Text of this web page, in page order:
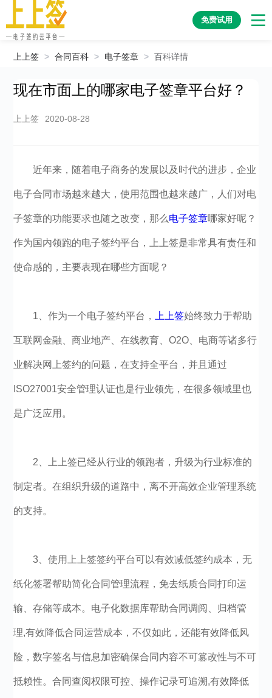
免费试用
上上签 > 合同百科 > 电子签章 > 百科详情
现在市面上的哪家电子签章平台好？
上上签 2020-08-28
近年来，随着电子商务的发展以及时代的进步，企业
电子合同市场越来越大，使用范围也越来越广，人们对电
子签章的功能要求也随之改变，那么电子签章哪家好呢？
作为国内领跑的电子签约平台，上上签是非常具有责任和
使命感的，主要表现在哪些方面呢？
1、作为一个电子签约平台， 上上签始终致力于帮助
互联网金融、商业地产、在线教育、O2O、电商等诸多行
业解决网上签约的问题，在支持全平台，并且通过
ISO27001安全管理认证也是行业领先，在很多领域里也
是广泛应用。
2、上上签已经从行业的领跑者，升级为行业标准的
制定者。在组织升级的道路中，离不开高效企业管理系统
的支持。
3、使用上上签签约平台可以有效减低签约成本，无
纸化签署帮助简化合同管理流程，免去纸质合同打印运
输、存储等成本。电子化数据库帮助合同调阅、归档管
理,有效降低合同运营成本，不仅如此，还能有效降低风
险，数字签名与信息加密确保合同内容不可篡改性与不可
抵赖性。合同查阅权限可控、操作记录可追溯,有效降低